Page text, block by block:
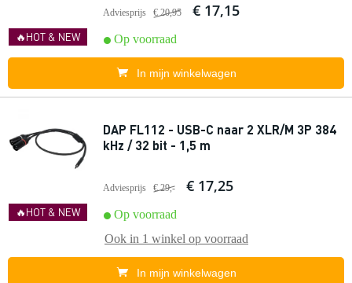
🔥HOT & NEW
Adviesprijs € 20,95 € 17,15
Op voorraad
In mijn winkelwagen
🔥HOT & NEW
DAP FL112 - USB-C naar 2 XLR/M 3P 384
kHz / 32 bit - 1,5 m
Adviesprijs € 29,- € 17,25
Op voorraad
Ook in 1 winkel op voorraad
In mijn winkelwagen